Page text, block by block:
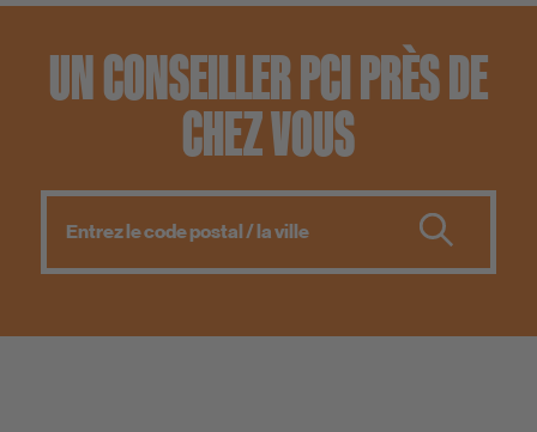
UN CONSEILLER PCI PRÈS DE
CHEZ VOUS